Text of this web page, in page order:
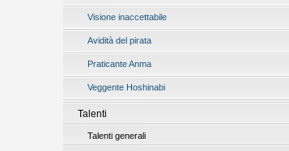
Visione inaccettabile
Avidità del pirata
Praticante Anma
Veggente Hoshinabi
Talenti
Talenti generali